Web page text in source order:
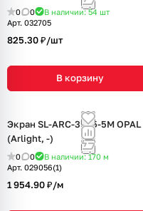
0 0 В наличии: 54 шт
Арт. 032705
825.30 ₽/шт
В корзину
Экран SL-ARC-3535-5M OPAL
(Arlight, -)
0 0 В наличии: 170 м
Арт. 029056(1)
1 954.90 ₽/м